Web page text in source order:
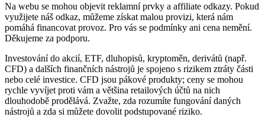
Na webu se mohou objevit reklamní prvky a affiliate odkazy. Pokud
využijete náš odkaz, můžeme získat malou provizi, která nám
pomáhá financovat provoz. Pro vás se podmínky ani cena nemění.
Děkujeme za podporu.
Investování do akcií, ETF, dluhopisů, kryptoměn, derivátů (např.
CFD) a dalších finančních nástrojů je spojeno s rizikem ztráty části
nebo celé investice. CFD jsou pákové produkty; ceny se mohou
rychle vyvíjet proti vám a většina retailových účtů na nich
dlouhodobě prodělává. Zvažte, zda rozumíte fungování daných
nástrojů a zda si můžete dovolit podstupované riziko.